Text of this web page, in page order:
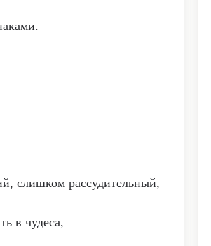
слишком рассудительный,
в чудеса,